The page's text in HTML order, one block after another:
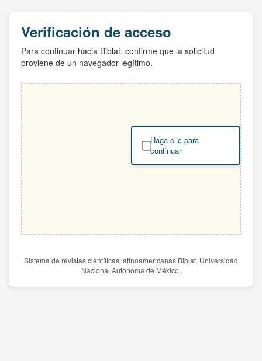
Verificación de acceso
Para continuar hacia Biblat, confirme que la solicitud
proviene de un navegador legítimo.
Haga clic para
continuar
Sistema de revistas científicas latinoamericanas Biblat. Universidad
Nacional Autónoma de México.